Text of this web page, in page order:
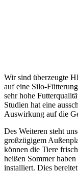
Wir sind überzeugte
auf eine Silo-
sehr hohe
Studien hat eine
Auswirkung auf die
Des Weiteren steht
großzügigem
können die Tiere
heißen Sommer
installiert. Dies